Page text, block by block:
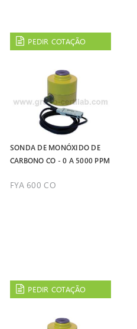
PEDIR COTAÇÃO
SONDA DE MONÓXIDO DE
CARBONO CO - 0 A 5000 PPM
FYA 600 CO
PEDIR COTAÇÃO